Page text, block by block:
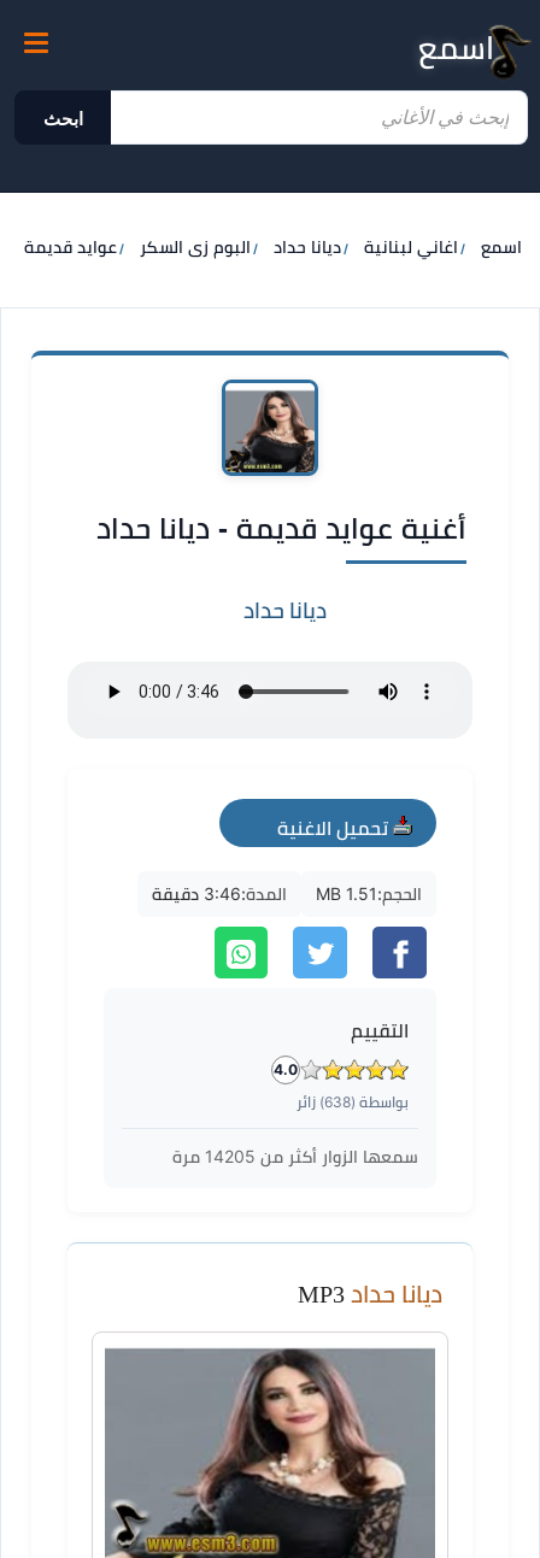
اسمع
ابحث
اسمع اغاني لبنانية ديانا حداد البوم زى السكر عوايد قديمة
أغنية عوايد قديمة - ديانا حداد
ديانا حداد
تحميل الاغنية
mp3
الحجم:1.51 MB المدة:3:46 دقيقة
التقييم
4.0
بواسطة (638) زائر
سمعها الزوار أكثر من 14205 مرة
ديانا حداد